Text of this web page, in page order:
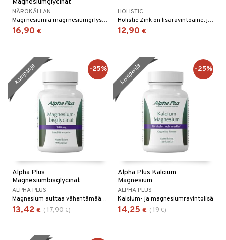
Magnesiumglycinat
NÄROKÄLLAN
Magrnesiumia magrnesiumgrlysinaattimuoannossa.
16,90 €
HOLISTIC
Holistic Zink on lisäravintoaine, jossa on 25 mg sinkkiä yhdessä kapselissa.
12,90 €
Alpha Plus
Magnesiumbisglycinat
100mg
ALPHA PLUS
Magnesium auttaa vähentämään väsymystä ja uupumusta, edistää normaalia energiantuotantoa ja hermoston normaalia toimintaa.
13,42 € ( 17,90 €)
kampanja -25%
Alpha Plus Kalcium
Magnesium
ALPHA PLUS
Kalsium- ja magnesiumravintolisä
14,25 € ( 19 €)
kampanja -25%